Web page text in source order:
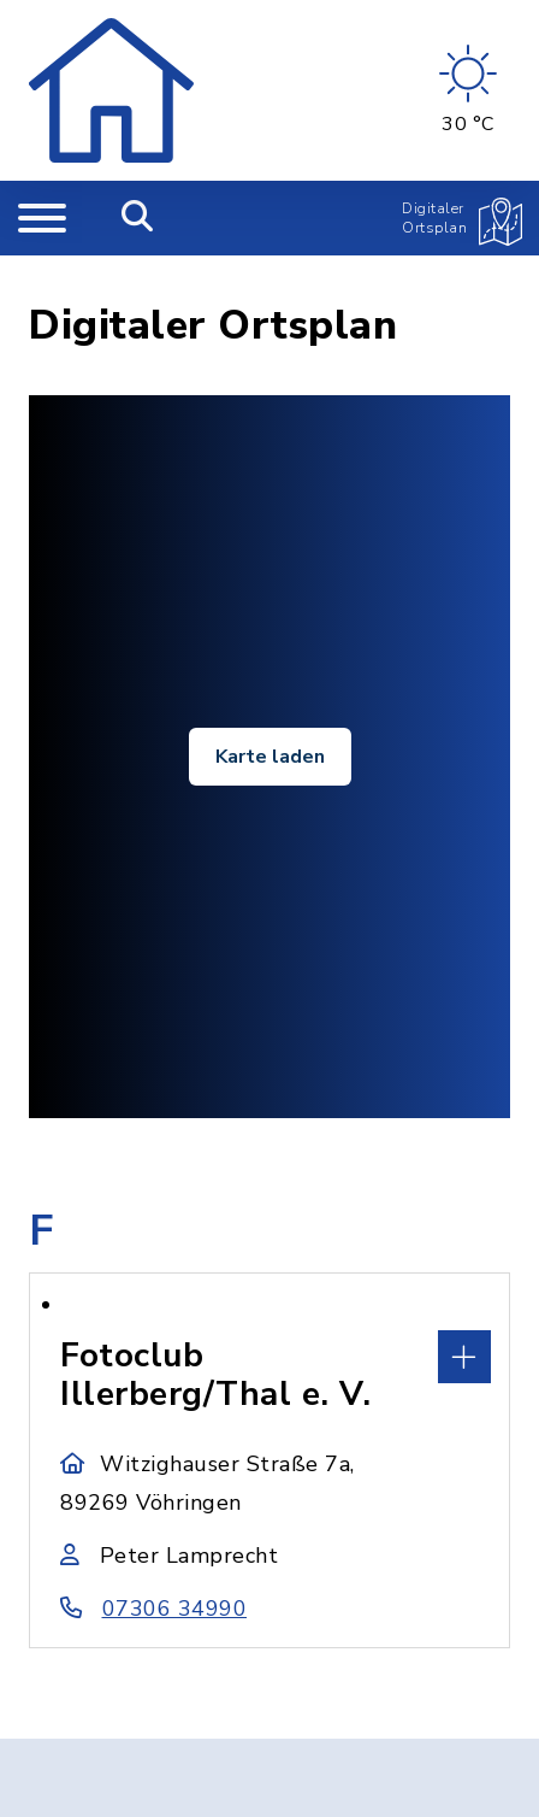
30 °C
Digitaler
Ortsplan
Digitaler Ortsplan
Karte laden
F
Fotoclub
Illerberg/Thal e. V.
Witzighauser Straße 7a,
89269 Vöhringen
Peter Lamprecht
07306 34990